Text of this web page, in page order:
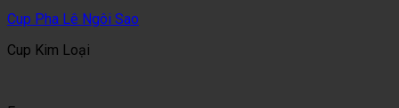
Cup Pha Lê Ngôi Sao
Cup Kim Loại